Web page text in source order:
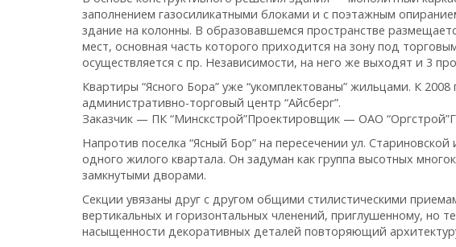
заполнением газосиликатными блоками и с поэтажным
здание на колонны. В образовавшемся пространстве
мест, основная часть которого приходится на зону под
осуществляется с пр. Независимости, на него же выходят и 3
Квартиры “Ясного Бора” уже “укомплектованы” жильцами. К 2008
административно-торговый центр “Айсберг”.
Заказчик — ПК “Минскстрой”Проектировщик — ОАО
Напротив поселка “Ясный Бор” на пересечении ул.
одного жилого квартала. Он задуман как группа высотных
замкнутыми дворами.
Секции увязаны друг с другом общими стилистическими
вертикальных и горизонтальных членений, приглушенному, но
насыщенности декоративных деталей повторяющий